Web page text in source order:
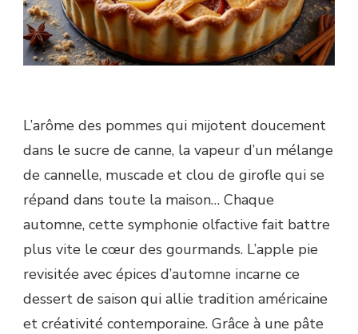
L’arôme des pommes qui mijotent doucement
dans le sucre de canne, la vapeur d’un mélange
de cannelle, muscade et clou de girofle qui se
répand dans toute la maison… Chaque
automne, cette symphonie olfactive fait battre
plus vite le cœur des gourmands. L’apple pie
revisitée avec épices d’automne incarne ce
dessert de saison qui allie tradition américaine
et créativité contemporaine. Grâce à une pâte